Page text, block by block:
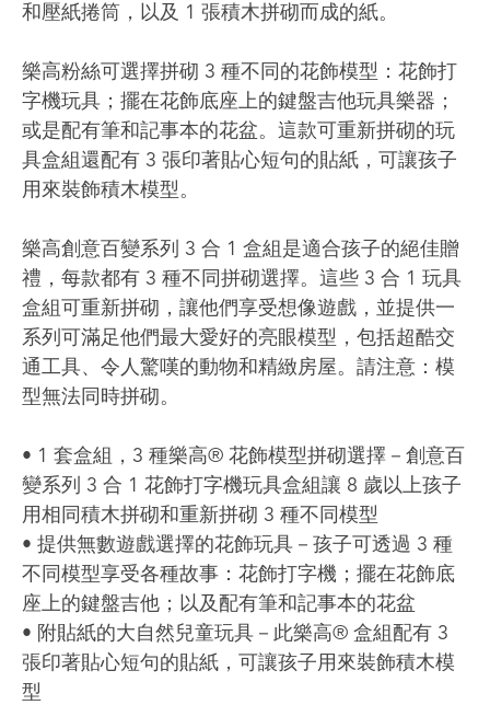
生活雜貨
和壓紙捲筒，以及 1 張積木拼砌而成的紙。
樂高粉絲可選擇拼砌 3 種不同的花飾模型：花飾打
字機玩具；擺在花飾底座上的鍵盤吉他玩具樂器；
或是配有筆和記事本的花盆。這款可重新拼砌的玩
具盒組還配有 3 張印著貼心短句的貼紙，可讓孩子
用來裝飾積木模型。
樂高創意百變系列 3 合 1 盒組是適合孩子的絕佳贈
禮，每款都有 3 種不同拼砌選擇。這些 3 合 1 玩具
盒組可重新拼砌，讓他們享受想像遊戲，並提供一
系列可滿足他們最大愛好的亮眼模型，包括超酷交
通工具、令人驚嘆的動物和精緻房屋。請注意：模
型無法同時拼砌。
• 1 套盒組，3 種樂高® 花飾模型拼砌選擇－創意百
變系列 3 合 1 花飾打字機玩具盒組讓 8 歲以上孩子
用相同積木拼砌和重新拼砌 3 種不同模型
• 提供無數遊戲選擇的花飾玩具－孩子可透過 3 種
不同模型享受各種故事：花飾打字機；擺在花飾底
座上的鍵盤吉他；以及配有筆和記事本的花盆
• 附貼紙的大自然兒童玩具－此樂高® 盒組配有 3
張印著貼心短句的貼紙，可讓孩子用來裝飾積木模
型